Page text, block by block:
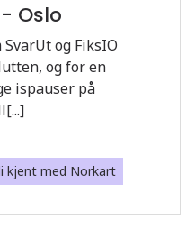
Oslo
og FiksIO
og for en
ispauser på
kjent med Norkart